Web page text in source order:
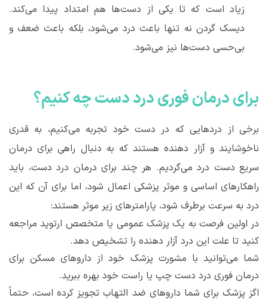
زیاد است که تا یکی از دستها هم امتداد پیدا میکند.
دیسک گردن نه تنها باعث درد می‌شود، بلکه باعث ضعف و
بیحسی دستها نیز می‌شود.
برای درمان فوری درد دست چه کنیم؟
برخی از دردهایی که در دست خود تجربه میکنیم، به قدری
ناخوشایند و آزار دهنده هستند که به دنبال راهی برای درمان
سریع دست درد میگردیم. هر چند برای درمان درد دست، باید
راهکارهای اساسی و موثر پزشکی اعمال شود، اما برای آن که این
درد به سرعت برطرف شود، پارامترهای زیر موثر هستند:
در اولین فرصت به یک پزشک عمومی یا متخصص ارتوپد مراجعه
کنید تا علت این درد آزار دهنده را تشخیص دهد.
شما میتوانید با مشورت پزشک خود از داروهای مسکن برای
درمان فوری درد دست چپ یا راست خود بهره ببرید.
اگز پزشک برای شما داروهای ضد التهاب تجویز کرده است، حتماً